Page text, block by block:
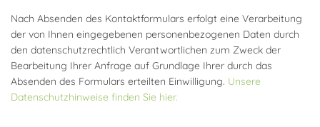
Nach Absenden des Kontaktformulars erfolgt eine Verarbeitung
der von Ihnen eingegebenen personenbezogenen Daten durch
den datenschutzrechtlich Verantwortlichen zum Zweck der
Bearbeitung Ihrer Anfrage auf Grundlage Ihrer durch das
Absenden des Formulars erteilten Einwilligung. Unsere
Datenschutzhinweise finden Sie hier.